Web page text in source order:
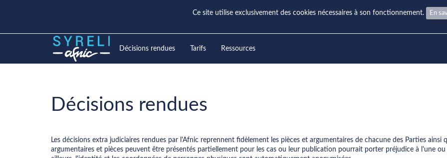
Ce site utilise exclusivement des cookies nécessaires à son fonctionnement. En
Décisions rendues Tarifs Ressources
Décisions rendues
Les décisions extra judiciaires rendues par l'Afnic reprennent fidèlement les pièces et argumentaires de chacune des Parties
argumentaires et pièces peuvent être présentés partiellement pour les cas ou leur publication pourrait porter préjudice à l'une